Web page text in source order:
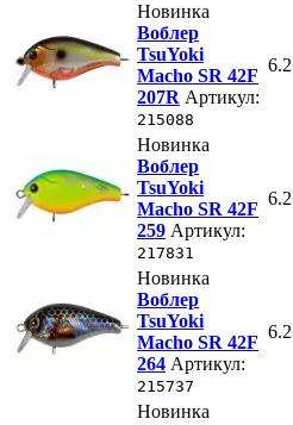
Новинка
Воблер
TsuYoki
Macho SR 42F
207R Артикул:
215088
6.2
Новинка
Воблер
TsuYoki
Macho SR 42F
259 Артикул:
217831
6.2
Новинка
Воблер
TsuYoki
Macho SR 42F
264 Артикул:
215737
6.2
Новинка